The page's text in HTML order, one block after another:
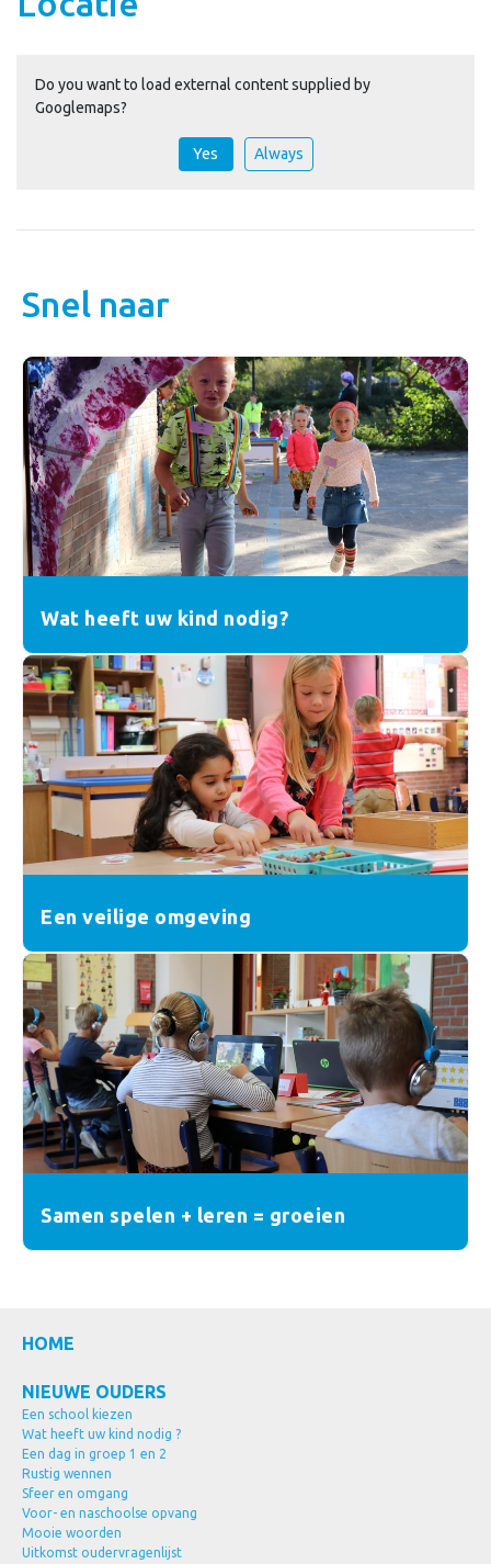
Do you want to load external content supplied by
Googlemaps?
Yes Always
Snel naar
Wat heeft uw kind nodig?
Een veilige omgeving
Samen spelen + leren = groeien
HOME
NIEUWE OUDERS
Een school kiezen
Wat heeft uw kind nodig ?
Een dag in groep 1 en 2
Rustig wennen
Sfeer en omgang
Voor- en naschoolse opvang
Mooie woorden
Uitkomst oudervragenlijst